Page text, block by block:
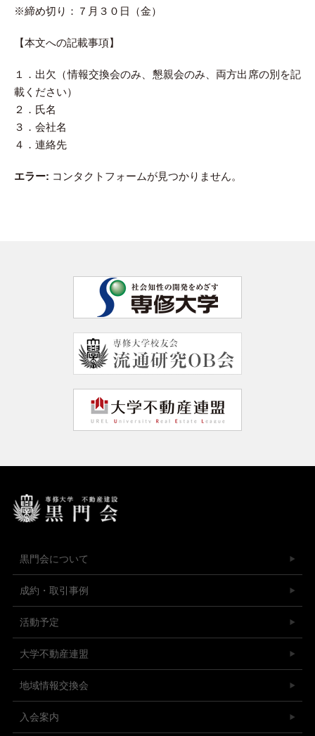
※締め切り：７月３０日（金）
【本文への記載事項】
１．出欠（情報交換会のみ、懇親会のみ、両方出席の別を記
載ください）
２．氏名
３．会社名
４．連絡先
エラー: コンタクトフォームが見つかりません。
黒門会について
成約・取引事例
活動予定
大学不動産連盟
地域情報交換会
入会案内